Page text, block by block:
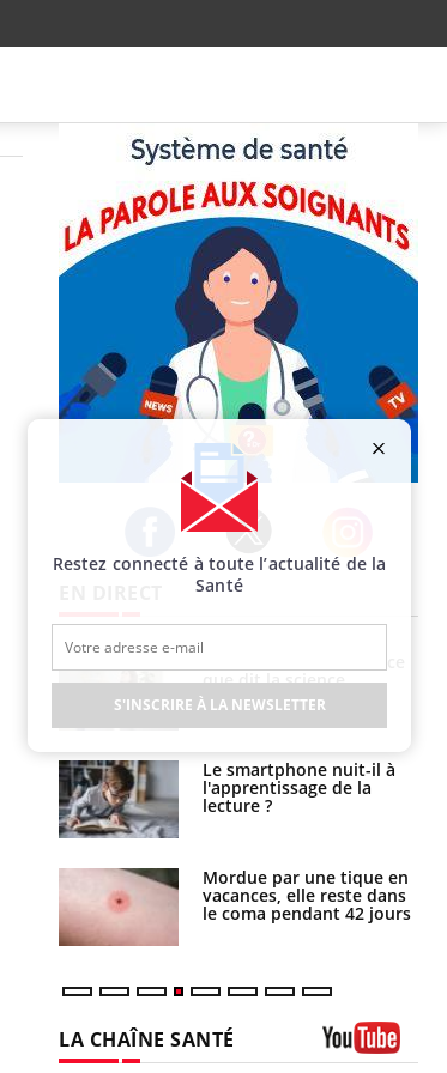
Facebook Twitter Instagram
que dit la science
Le smartphone nuit-il à
l'apprentissage de la
lecture ?
Mordue par une tique en
vacances, elle reste dans
le coma pendant 42 jours
barracuda, une petite fille
secourue grâce à un
réflexe essentiel
Légionellose en Suisse :
quelle est l’origine de la
contamination ?
Allergies alimentaires :
une nouvelle arme contre
les réactions sévères
LA CHAÎNE SANTÉ
Restez connecté à toute l’actualité de la
Santé
S'INSCRIRE À LA NEWSLETTER